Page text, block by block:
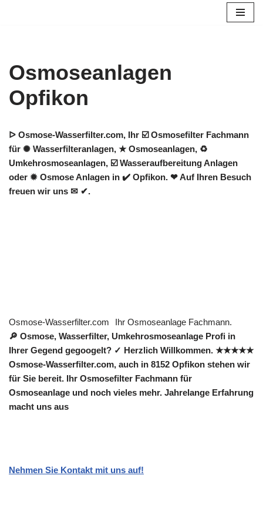
Osmoseanlagen
Opfikon
ᐅ Osmose-Wasserfilter.com, Ihr ☑️ Osmosefilter Fachmann
für ✺ Wasserfilteranlagen, ★ Osmoseanlagen, ♻
Umkehrosmoseanlagen, ☑️ Wasseraufbereitung Anlagen
oder ✹ Osmose Anlagen in ✔️ Opfikon. ❤ Auf Ihren Besuch
freuen wir uns ✉ ✔.
Osmose-Wasserfilter.com
Ihr Osmoseanlage Fachmann.
🔎 Osmose, Wasserfilter, Umkehrosmoseanlage Profi in
Ihrer Gegend gegoogelt? ✓ Herzlich Willkommen. ★★★★★
Osmose-Wasserfilter.com, auch in 8152 Opfikon stehen wir
für Sie bereit. Ihr Osmosefilter Fachmann für
Osmoseanlage und noch vieles mehr. Jahrelange Erfahrung
macht uns aus
Nehmen Sie Kontakt mit uns auf!